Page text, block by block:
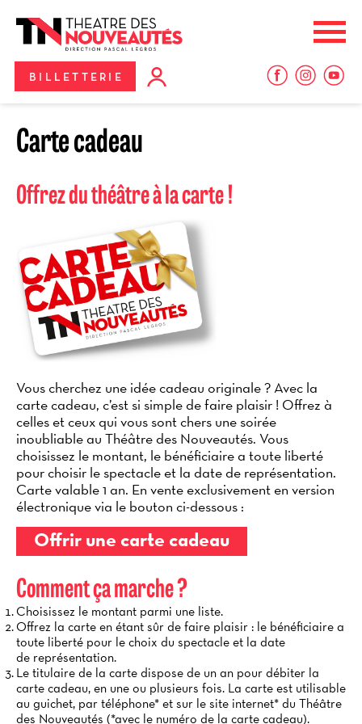
BILLETTERIE
Carte cadeau
Offrez du théâtre à la carte !
Vous cherchez une idée cadeau originale ? Avec la
carte cadeau, c’est si simple de faire plaisir ! Offrez à
celles et ceux qui vous sont chers une soirée
inoubliable au Théâtre des Nouveautés. Vous
choisissez le montant, le bénéficiaire a toute liberté
pour choisir le spectacle et la date de représentation.
Carte valable 1 an. En vente exclusivement en version
électronique via le bouton ci-dessous :
Offrir une carte cadeau
Comment ça marche ?
Choisissez le montant parmi une liste.
Offrez la carte en étant sûr de faire plaisir : le bénéficiaire a
toute liberté pour le choix du spectacle et la date
de représentation.
Le titulaire de la carte dispose de un an pour débiter la
carte cadeau, en une ou plusieurs fois. La carte est utilisable
au guichet, par téléphone* et sur le site internet* du Théâtre
des Nouveautés (*avec le numéro de la carte cadeau).